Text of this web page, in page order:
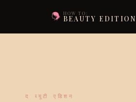
HOW TO:
BEAUTY EDITION
द ब्यूटी एडिशन